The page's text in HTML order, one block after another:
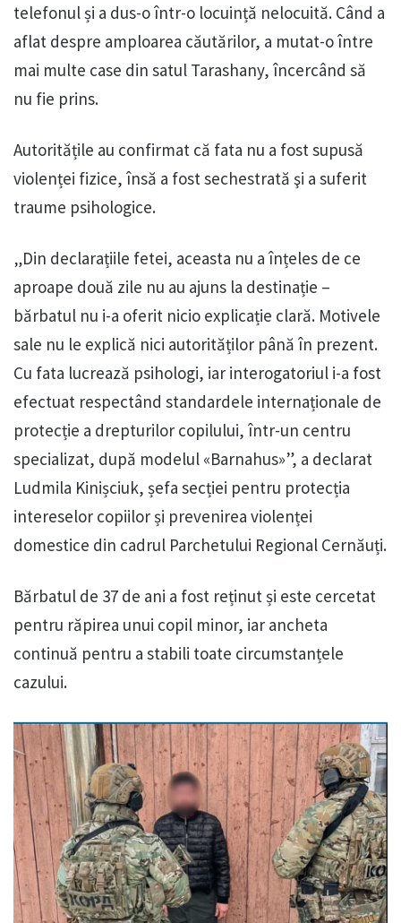
telefonul și a dus-o într-o locuință nelocuită. Când a
aflat despre amploarea căutărilor, a mutat-o între
mai multe case din satul Tarashany, încercând să
nu fie prins.
Autoritățile au confirmat că fata nu a fost supusă
violenței fizice, însă a fost sechestrată şi a suferit
traume psihologice.
„Din declarațiile fetei, aceasta nu a înțeles de ce
aproape două zile nu au ajuns la destinație –
bărbatul nu i-a oferit nicio explicație clară. Motivele
sale nu le explică nici autorităților până în prezent.
Cu fata lucrează psihologi, iar interogatoriul i-a fost
efectuat respectând standardele internaționale de
protecție a drepturilor copilului, într-un centru
specializat, după modelul «Barnahus»”, a declarat
Ludmila Kinișciuk, șefa secției pentru protecția
intereselor copiilor și prevenirea violenței
domestice din cadrul Parchetului Regional Cernăuți.
Bărbatul de 37 de ani a fost reținut și este cercetat
pentru răpirea unui copil minor, iar ancheta
continuă pentru a stabili toate circumstanțele
cazului.